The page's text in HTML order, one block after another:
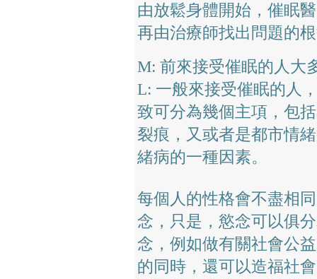
由放鬆身體開始，催眠
再由治療師找出問題的
M: 前來接受催眠的人大
L: 一般來接受催眠的人
致可分為幾個主項，包
裂痕，又或者是都市情
緒病的一種因素。
每個人的性格會不盡相
念，只是，慾念可以俱
念，例如做有關社會公
的同時，還可以造福社